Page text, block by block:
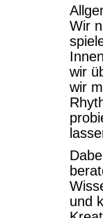
Wir
wir
wir
und